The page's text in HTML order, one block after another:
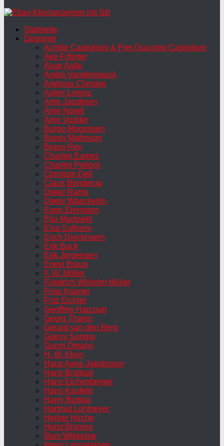
Startseite
Designer
Achille Castiglioni & Pier Giacomo Castiglioni
Ake Fribyter
Alvar Aalto
André Vandenbeuck
Andreas Christen
Anton Lorenz
Arne Jacobsen
Arne Norell
Arne Vodder
Borge Mogensen
Bruno Mathsson
Bruno Rey
Charles Eames
Charles Pollock
Christian Dell
Claus Bonderup
Dieter Rams
Dieter Waeckerlin
Egon Eiermann
Elio Martinelli
Elsa Solheim
Erich Dieckmann
Erik Buck
Erik Jorgensen
Erwin Braun
F. W. Möller
Friedrich Wilhelm Möller
Friso Kramer
Fritz Eichler
Geoffrey Harcourt
Georg Thams
Gerard van den Berg
Gianni Songia
Gunni Omann
H. W. Klein
Hans Agne Jakobsson
Hans Brattrud
Hans Eichenberger
Hans Kaufeld
Harry Bertoia
Hartmut Lohmeyer
Herber Hirche
Horst Brüning
Illum Wikkelsø